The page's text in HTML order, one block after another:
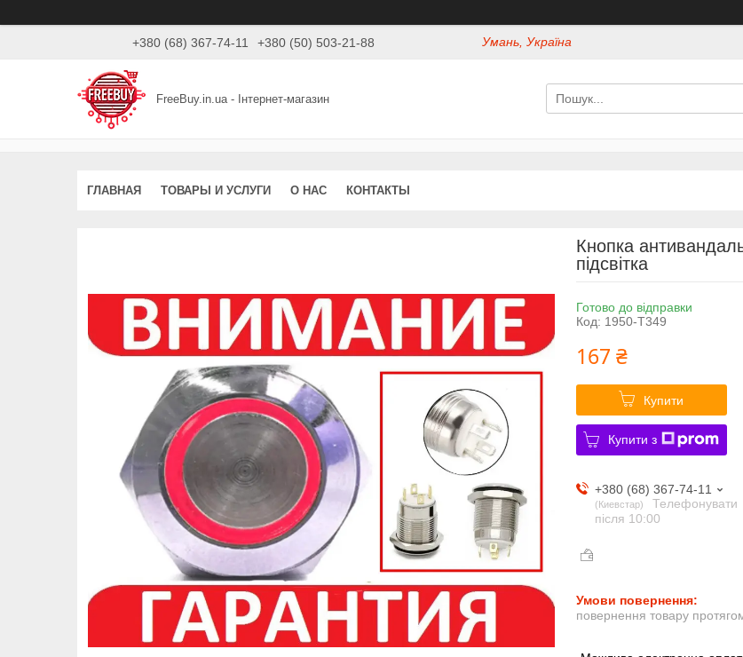
+380 (68) 367-74-11 +380 (50) 503-21-88 Умань, Україна
FreeBuy.in.ua - Інтернет-магазин
ГЛАВНАЯ ТОВАРЫ И УСЛУГИ О НАС КОНТАКТЫ
Кнопка
підсвітка
Готово до відправки
Код: 1950-Т349
167 ₴
Купити
Купити з
+380 (68) 367-74-11
Киевстар
Телефонувати
після 10:00
повернення товару